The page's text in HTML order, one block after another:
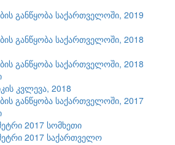
განწყობა საქართველოში, 2019
განწყობა საქართველოში, 2018
განწყობა საქართველოში, 2018
კვლევა, 2018
განწყობა საქართველოში, 2017
2017 სომხეთი
2017 საქართველო